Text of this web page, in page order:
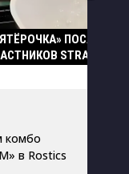
ПОСАДИЛА
STRAY KIDS
комбо
в Rostics